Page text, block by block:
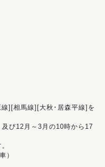
][相馬線][大秋･居森平線]を
び12月～3月の10時から17
）